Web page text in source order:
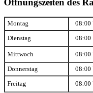
Montag 08:00
Dienstag 08:00
Mittwoch 08:00
Donnerstag 08:00
Freitag 08:00